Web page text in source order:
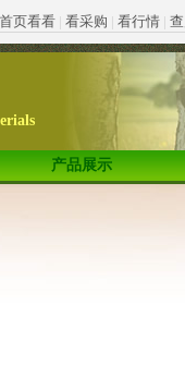
页看看 | 看采购 | 看行情 |
产品展示